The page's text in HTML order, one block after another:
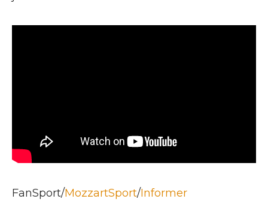
FanSport/MozzartSport/Informer